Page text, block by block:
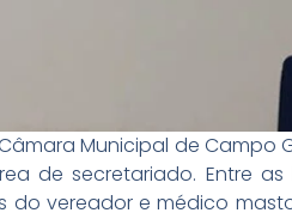
Municipal de Campo
de secretariado. Entre as
do vereador e médico